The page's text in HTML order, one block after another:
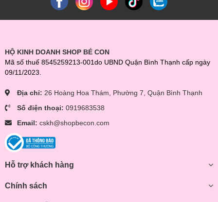
HỘ KINH DOANH SHOP BÉ CON
Mã số thuế 8545259213-001do UBND Quận Bình Thạnh cấp ngày
09/11/2023.
Địa chỉ: 26 Hoàng Hoa Thám, Phường 7, Quận Bình Thạnh
Số điện thoại: 0919683538
Email: cskh@shopbecon.com
Hỗ trợ khách hàng
Chính sách